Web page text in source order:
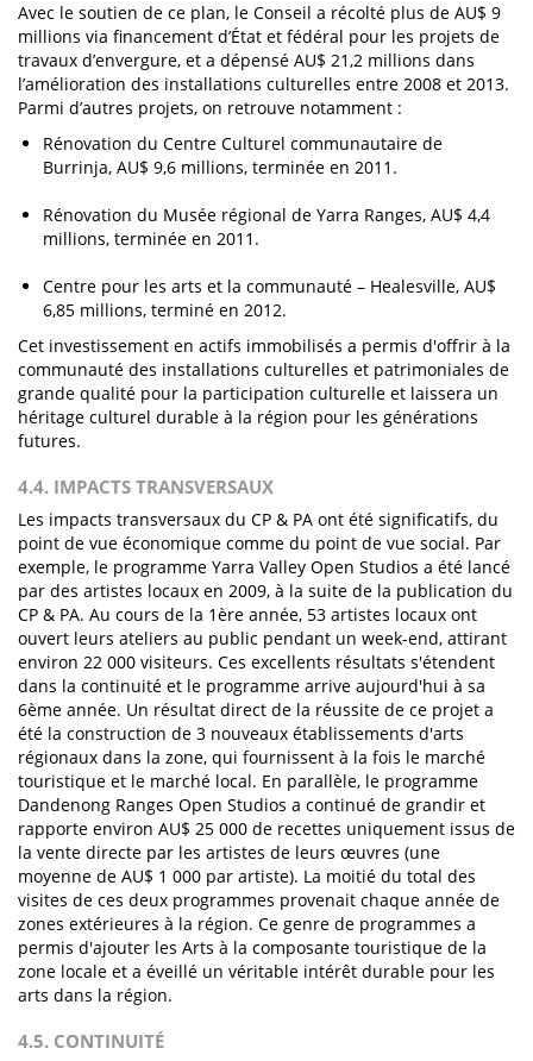
Avec le soutien de ce plan, le Conseil a récolté plus de AU$ 9
millions via financement d’État et fédéral pour les projets de
travaux d’envergure, et a dépensé AU$ 21,2 millions dans
l’amélioration des installations culturelles entre 2008 et 2013.
Parmi d’autres projets, on retrouve notamment :
Rénovation du Centre Culturel communautaire de
Burrinja, AU$ 9,6 millions, terminée en 2011.
Rénovation du Musée régional de Yarra Ranges, AU$ 4,4
millions, terminée en 2011.
Centre pour les arts et la communauté – Healesville, AU$
6,85 millions, terminé en 2012.
Cet investissement en actifs immobilisés a permis d'offrir à la
communauté des installations culturelles et patrimoniales de
grande qualité pour la participation culturelle et laissera un
héritage culturel durable à la région pour les générations
futures.
4.4. IMPACTS TRANSVERSAUX
Les impacts transversaux du CP & PA ont été significatifs, du
point de vue économique comme du point de vue social. Par
exemple, le programme Yarra Valley Open Studios a été lancé
par des artistes locaux en 2009, à la suite de la publication du
CP & PA. Au cours de la 1ère année, 53 artistes locaux ont
ouvert leurs ateliers au public pendant un week-end, attirant
environ 22 000 visiteurs. Ces excellents résultats s'étendent
dans la continuité et le programme arrive aujourd'hui à sa
6ème année. Un résultat direct de la réussite de ce projet a
été la construction de 3 nouveaux établissements d'arts
régionaux dans la zone, qui fournissent à la fois le marché
touristique et le marché local. En parallèle, le programme
Dandenong Ranges Open Studios a continué de grandir et
rapporte environ AU$ 25 000 de recettes uniquement issus de
la vente directe par les artistes de leurs œuvres (une
moyenne de AU$ 1 000 par artiste). La moitié du total des
visites de ces deux programmes provenait chaque année de
zones extérieures à la région. Ce genre de programmes a
permis d'ajouter les Arts à la composante touristique de la
zone locale et a éveillé un véritable intérêt durable pour les
arts dans la région.
4.5. CONTINUITÉ